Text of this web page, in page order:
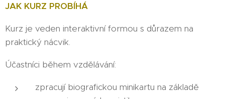
JAK KURZ PROBÍHÁ
Kurz je veden interaktivní formou s důrazem na
praktický nácvik.
Účastníci během vzdělávání:
zpracují biografickou minikartu na základě